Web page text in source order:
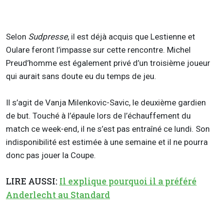
Selon Sudpresse, il est déjà acquis que Lestienne et
Oulare feront l’impasse sur cette rencontre. Michel
Preud’homme est également privé d’un troisième joueur
qui aurait sans doute eu du temps de jeu.
Il s’agit de Vanja Milenkovic-Savic, le deuxième gardien
de but. Touché à l’épaule lors de l’échauffement du
match ce week-end, il ne s’est pas entraîné ce lundi. Son
indisponibilité est estimée à une semaine et il ne pourra
donc pas jouer la Coupe.
LIRE AUSSI: Il explique pourquoi il a préféré
Anderlecht au Standard